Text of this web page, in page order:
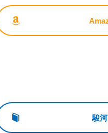
駿